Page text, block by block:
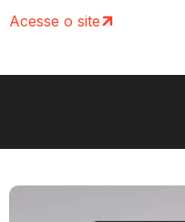
Acesse o site